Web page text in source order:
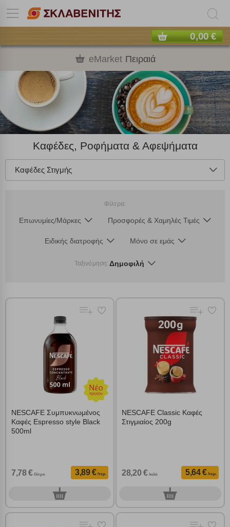
0,00 €
eMarket Πειραιά
Καφέδες, Ροφήματα & Αφεψήματα
Καφέδες Στιγμής
Φίλτρα:
Επωνυμίες/Μάρκες Προσφορές & Χαμηλές Τιμές
Ειδικής διατροφής Μόνο σε εμάς
Ταξινόμηση: Δημοφιλή
NESCAFE Συμπυκνωμένος
Καφές Espresso style Black
500ml
7,78 € /λίτρο 3,89 € /τεμ.
0τεμ.
NESCAFE Classic Καφές
Στιγμιαίος 200g
28,20 € /κιλό 5,64 € /τεμ.
0τεμ.